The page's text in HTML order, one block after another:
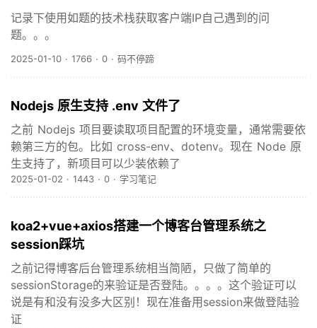
记录下使用如题的技术栈获取客户端IP自己遇到的问
题。。。
2025-01-10 · 1766 · 0 · 码不停蹄
Nodejs 原生支持 .env 文件了
之前 Nodejs 项目要读取项目配置的环境变量，通常需要依
赖第三方的包。比如 cross-env、dotenv。现在 Node 原
生支持了，新项目可以少装依赖了
2025-01-02 · 1443 · 0 · 学习笔记
koa2+vue+axios搭建一个博客台管理系统之
session踩坑
之前记得博客后台管理系统相当简陋，只做了简单的
sessionStorage的来验证是否登陆。。。。这个验证可以
说是有和没有没多大区别！现在准备用session来做登陆验
证